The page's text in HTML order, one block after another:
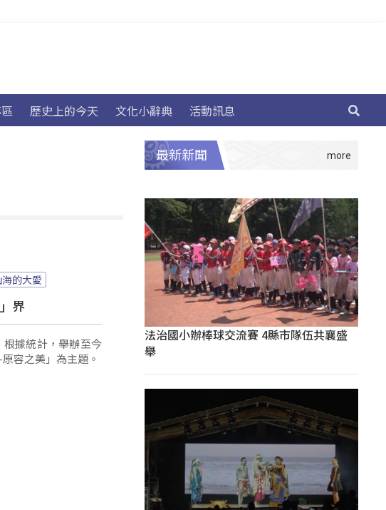
歷史上的今天 文化小辭典 活動訊息
海的大愛
界
據統計，舉辦至今
容之美」為主題。
最新新聞
法治國小辦棒球交流賽 4縣市隊伍共襄盛
舉